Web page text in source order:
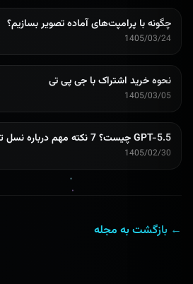
چگونه با پرامپت‌های آماده تصویر بسازیم؟
1405/03/24
نحوه خرید اشتراک با جی پی تی
1405/03/05
GPT-5.5 چیست؟ 7 نکته مهم درباره نسل تازه مدل‌های OpenAI
1405/02/30
← بازگشت به مجله